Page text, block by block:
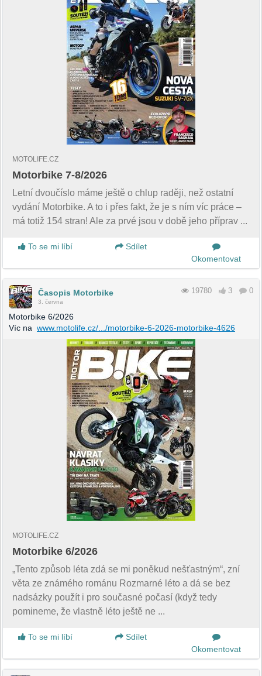
MOTOLIFE.CZ
Motorbike 7-8/2026
Letní dvoučíslo máme ještě o chlup raději, než ostatní
vydání Motorbike. A to i přes fakt, že je s ním víc práce –
má totiž 154 stran! Ale za prvé jsou v době jeho příprav ...
To se mi líbí
Sdílet
Okomentovat
Časopis Motorbike
3. června
19780 3 0
Motorbike 6/2026
Víc na www.motolife.cz/.../motorbike-6-2026-motorbike-4626
MOTOLIFE.CZ
Motorbike 6/2026
„Tento způsob léta zdá se mi poněkud nešťastným“, zní
věta ze známého románu Rozmarné léto a dá se bez
nadsázky použít i pro současné počasí (když tedy
pomineme, že vlastně léto ještě ne ...
To se mi líbí
Sdílet
Okomentovat